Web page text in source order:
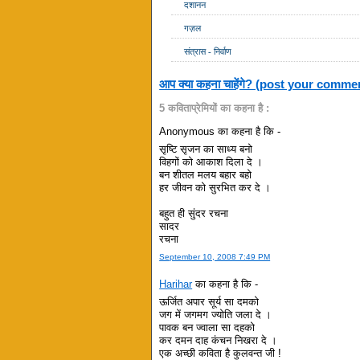
दशानन
गज़ल
संत्रास - निर्वाण
आप क्या कहना चाहेंगे? (post your
5 कविताप्रेमियों का कहना है :
Anonymous का कहना है कि -
सृष्टि सृजन का साध्य बनो
विहगों को आकाश दिला दे ।
बन शीतल मलय बहार बहो
हर जीवन को सुरभित कर दे ।
बहुत ही सुंदर रचना
सादर
रचना
September 10, 2008 7:49 PM
Hariharका कहना है कि -
ऊर्जित अपार सूर्य सा दमको
जग में जगमग ज्योति जला दे ।
पावक बन ज्वाला सा दहको
कर दमन दाह कंचन निखरा दे ।
एक अच्छी कविता है कुलवन्त जी !